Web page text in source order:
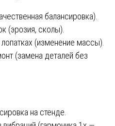
балансировка).
(эрозия, сколы).
(изменение массы).
(замена деталей без
на стенде.